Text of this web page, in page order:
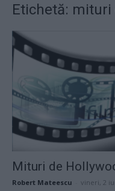
Etichetă: mituri
Mituri de
Robert Mateescu vineri, 2